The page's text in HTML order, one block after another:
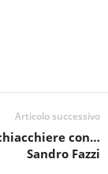
Articolo successivo
con…
Sandro Fazzi